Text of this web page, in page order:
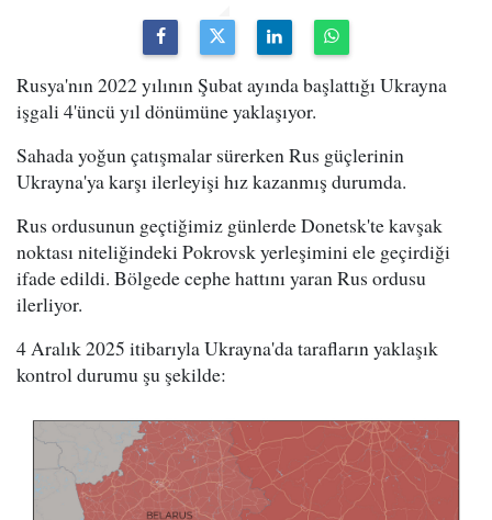
Rusya'nın 2022 yılının Şubat ayında başlattığı Ukrayna
işgali 4'üncü yıl dönümüne yaklaşıyor.
Sahada yoğun çatışmalar sürerken Rus güçlerinin
Ukrayna'ya karşı ilerleyişi hız kazanmış durumda.
Rus ordusunun geçtiğimiz günlerde Donetsk'te kavşak
noktası niteliğindeki Pokrovsk yerleşimini ele geçirdiği
ifade edildi. Bölgede cephe hattını yaran Rus ordusu
ilerliyor.
4 Aralık 2025 itibarıyla Ukrayna'da tarafların yaklaşık
kontrol durumu şu şekilde: